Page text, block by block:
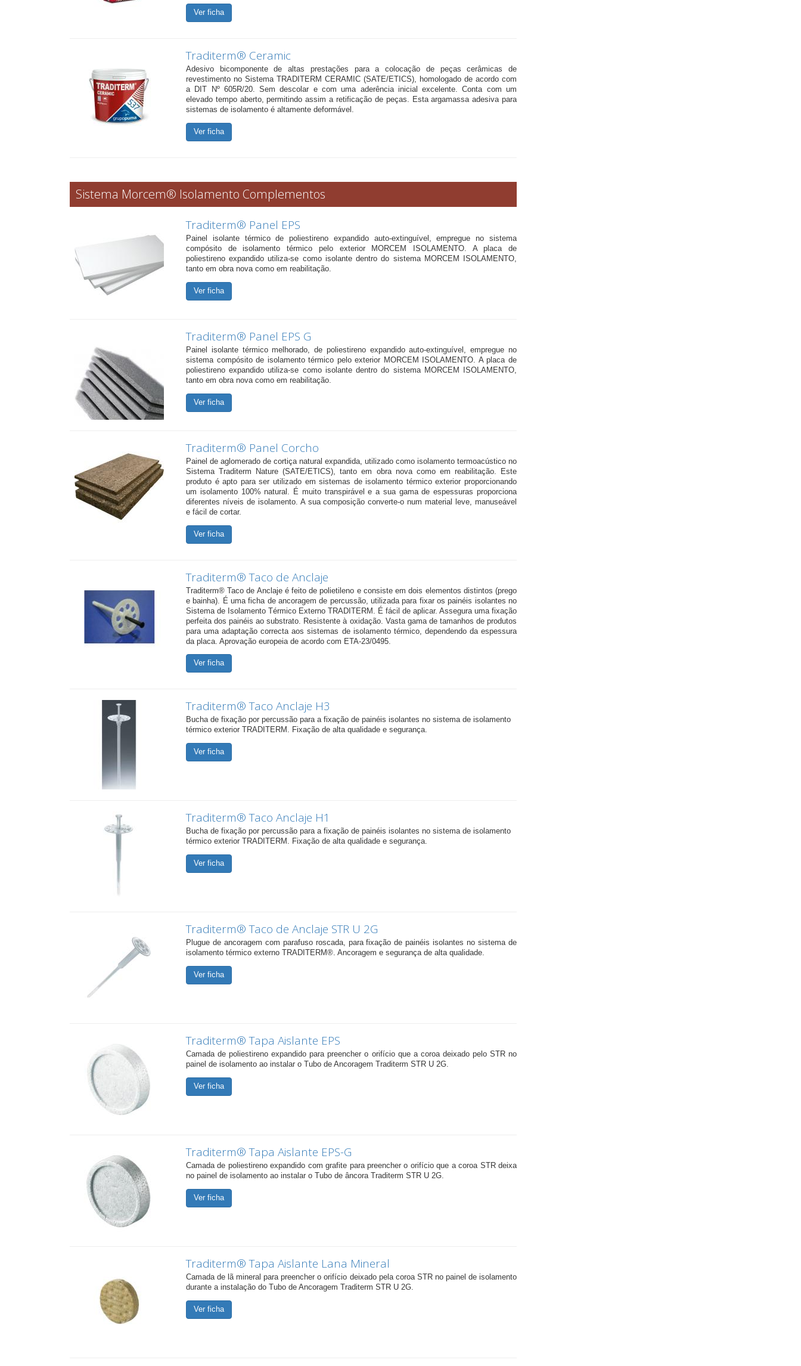
Ver ficha
Traditerm® Ceramic
Adesivo bicomponente de altas prestações para a colocação de peças cerâmicas de
revestimento no Sistema TRADITERM CERAMIC (SATE/ETICS), homologado de acordo com
a DIT Nº 605R/20. Sem descolar e com uma aderência inicial excelente. Conta com um
elevado tempo aberto, permitindo assim a retificação de peças. Esta argamassa adesiva para
sistemas de isolamento é altamente deformável.
Ver ficha
Sistema Morcem® Isolamento Complementos
Traditerm® Panel EPS
Painel isolante térmico de poliestireno expandido auto-extinguível, empregue no sistema
compósito de isolamento térmico pelo exterior MORCEM ISOLAMENTO. A placa de
poliestireno expandido utiliza-se como isolante dentro do sistema MORCEM ISOLAMENTO,
tanto em obra nova como em reabilitação.
Ver ficha
Traditerm® Panel EPS G
Painel isolante térmico melhorado, de poliestireno expandido auto-extinguível, empregue no
sistema compósito de isolamento térmico pelo exterior MORCEM ISOLAMENTO. A placa de
poliestireno expandido utiliza-se como isolante dentro do sistema MORCEM ISOLAMENTO,
tanto em obra nova como em reabilitação.
Ver ficha
Traditerm® Panel Corcho
Painel de aglomerado de cortiça natural expandida, utilizado como isolamento termoacústico no
Sistema Traditerm Nature (SATE/ETICS), tanto em obra nova como em reabilitação. Este
produto é apto para ser utilizado em sistemas de isolamento térmico exterior proporcionando
um isolamento 100% natural. É muito transpirável e a sua gama de espessuras proporciona
diferentes níveis de isolamento. A sua composição converte-o num material leve, manuseável
e fácil de cortar.
Ver ficha
Traditerm® Taco de Anclaje
Traditerm® Taco de Anclaje é feito de polietileno e consiste em dois elementos distintos (prego
e bainha). É uma ficha de ancoragem de percussão, utilizada para fixar os painéis isolantes no
Sistema de Isolamento Térmico Externo TRADITERM. É fácil de aplicar. Assegura uma fixação
perfeita dos painéis ao substrato. Resistente à oxidação. Vasta gama de tamanhos de produtos
para uma adaptação correcta aos sistemas de isolamento térmico, dependendo da espessura
da placa. Aprovação europeia de acordo com ETA-23/0495.
Ver ficha
Traditerm® Taco Anclaje H3
Bucha de fixação por percussão para a fixação de painéis isolantes no sistema de isolamento
térmico exterior TRADITERM. Fixação de alta qualidade e segurança.
Ver ficha
Traditerm® Taco Anclaje H1
Bucha de fixação por percussão para a fixação de painéis isolantes no sistema de isolamento
térmico exterior TRADITERM. Fixação de alta qualidade e segurança.
Ver ficha
Traditerm® Taco de Anclaje STR U 2G
Plugue de ancoragem com parafuso roscada, para fixação de painéis isolantes no sistema de
isolamento térmico externo TRADITERM®. Ancoragem e segurança de alta qualidade.
Ver ficha
Traditerm® Tapa Aislante EPS
Camada de poliestireno expandido para preencher o orifício que a coroa deixado pelo STR no
painel de isolamento ao instalar o Tubo de Ancoragem Traditerm STR U 2G.
Ver ficha
Traditerm® Tapa Aislante EPS-G
Camada de poliestireno expandido com grafite para preencher o orifício que a coroa STR deixa
no painel de isolamento ao instalar o Tubo de âncora Traditerm STR U 2G.
Ver ficha
Traditerm® Tapa Aislante Lana Mineral
Camada de lã mineral para preencher o orifício deixado pela coroa STR no painel de isolamento
durante a instalação do Tubo de Ancoragem Traditerm STR U 2G.
Ver ficha